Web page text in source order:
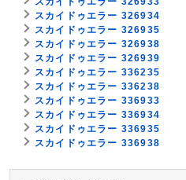
スカイドゥエラー 326934
スカイドゥエラー 326935
スカイドゥエラー 326938
スカイドゥエラー 326939
スカイドゥエラー 336235
スカイドゥエラー 336238
スカイドゥエラー 336933
スカイドゥエラー 336934
スカイドゥエラー 336935
スカイドゥエラー 336938